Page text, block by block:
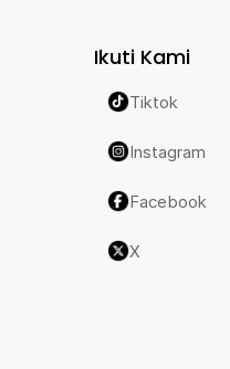
Ikuti Kami
Tiktok
Instagram
Facebook
X